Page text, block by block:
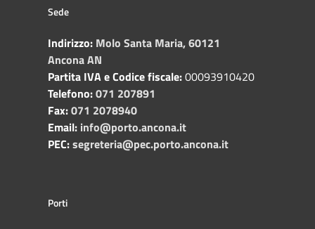
Sede
Indirizzo: Molo Santa Maria, 60121
Ancona AN
Partita IVA e Codice fiscale:00093910420
Telefono:071 207891
Fax:071 2078940
Email: info@porto.ancona.it
PEC:segreteria@pec.porto.ancona.it
Porti